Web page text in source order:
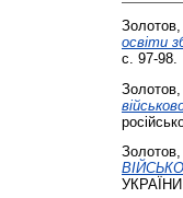
освіти
с. 97-98.